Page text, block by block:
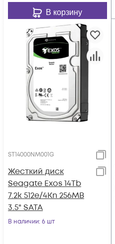
В корзину
ST14000NM001G
Жесткий диск
Seagate Exos 14Tb
7.2k 512e/4Kn 256MB
3.5" SATA
В наличии: 6 шт